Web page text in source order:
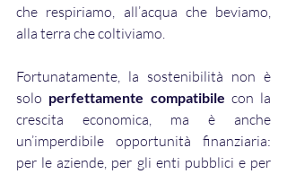
che respiriamo, all’acqua che beviamo,
alla terra che coltiviamo.
Fortunatamente, la sostenibilità non è
solo perfettamente compatibile con la
crescita economica, ma è anche
un’imperdibile opportunità finanziaria:
per le aziende, per gli enti pubblici e per